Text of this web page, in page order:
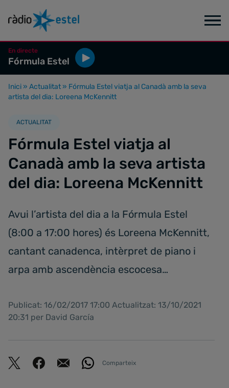
En directe
Fórmula Estel
Inici » Actualitat » Fórmula Estel viatja al Canadà amb la seva
artista del dia: Loreena McKennitt
ACTUALITAT
Fórmula Estel viatja al
Canadà amb la seva artista
del dia: Loreena McKennitt
Avui l’artista del dia a la Fórmula Estel
(8:00 a 17:00 hores) és Loreena McKennitt,
cantant canadenca, intèrpret de piano i
arpa amb ascendència escocesa…
Publicat: 16/02/2017 17:00 Actualitzat: 13/10/2021
20:31 per David García
Comparteix